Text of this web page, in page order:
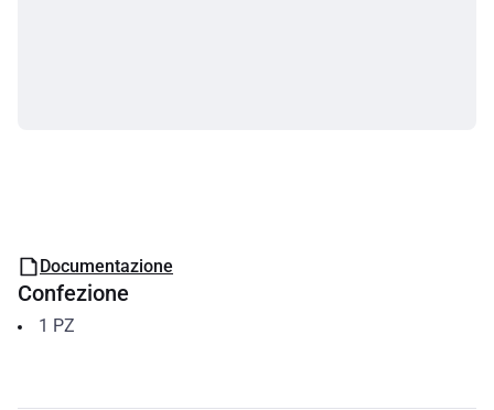
Documentazione
Confezione
1 PZ